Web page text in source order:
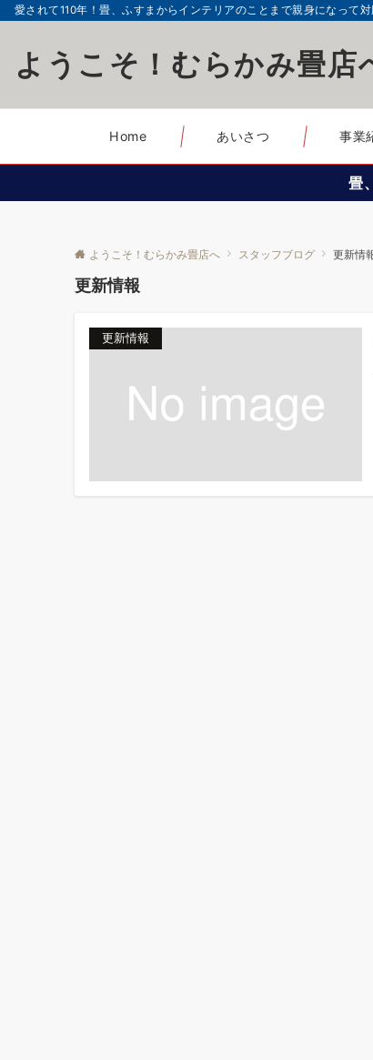
愛されて110年！畳、ふすまからインテリアのことまで親身になって対
ようこそ！むらかみ畳店
Home あいさつ 事業
畳
ようこそ！むらかみ畳店へ スタッフブログ 更新情
更新情報
更新情報